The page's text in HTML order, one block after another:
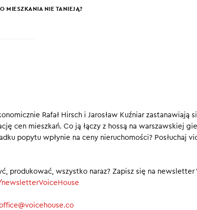
programach dopłat. Zakończenie starego
wprowadziło dużą niepewność wśród potencjalnych
wstrzymać się z decyzją o zakupie
MIESZKANIA NIE TANIEJĄ?
Rafał Hirsch i Jarosław Kuźniar zastanawiają
cen mieszkań. Co ją łączy z hossą na warszawskiej
popytu wpłynie na ceny nieruchomości? Posłuchaj
produkować, wszystko naraz? Zapisz się na newsletter